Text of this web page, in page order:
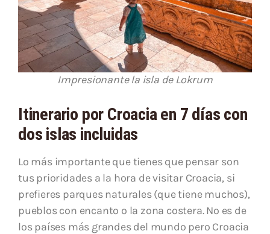
Impresionante la isla de Lokrum
Itinerario por Croacia en 7 días con
dos islas incluidas
Lo más importante que tienes que pensar son
tus prioridades a la hora de visitar Croacia, si
prefieres parques naturales (que tiene muchos),
pueblos con encanto o la zona costera. No es de
los países más grandes del mundo pero Croacia